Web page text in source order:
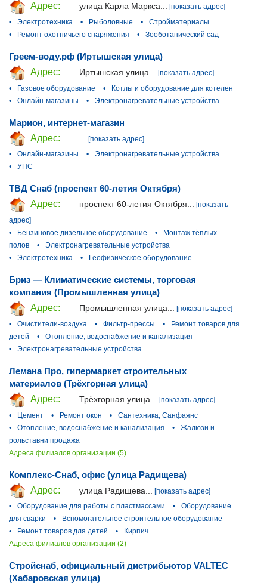
Адрес:
улица Карла Маркса...
[показать адрес]
•
Электротехника • Рыболовные •
Стройматериалы
•
Ремонт охотничьего снаряжения • Зооботанический сад
Греем-воду.рф (Иртышская улица)
Адрес:
Иртышская улица...
[показать адрес]
•
Газовое оборудование •
Котлы и оборудование для котелен
•
Онлайн-магазины • Электронагревательные устройства
Марион, интернет-магазин
Адрес:
[показать адрес]
•
Онлайн-магазины •
Электронагревательные устройства
•
УПС
ТВД Снаб (проспект 60-летия Октября)
Адрес:
проспект 60-летия Октября... [показать
адрес]
•
Бензиновое дизельное оборудование •
Монтаж тёплых
полов
•
Электронагревательные устройства
•
Электротехника • Геофизическое оборудование
Бриз — Климатические системы, торговая
компания (Промышленная улица)
Адрес:
Промышленная улица...
[показать адрес]
•
Очистители-воздуха • Фильтр-прессы •
Ремонт товаров для
детей
•
Отопление, водоснабжение и канализация
•
Электронагревательные устройства
Лемана Про, гипермаркет строительных
материалов (Трёхгорная улица)
Адрес:
Трёхгорная улица...
[показать адрес]
•
Цемент • Ремонт окон •
Сантехника, Санфаянс
•
Отопление, водоснабжение и канализация •
Жалюзи и
рольставни продажа
Адреса филиалов организации (5)
Комплекс-Снаб, офис (улица Радищева)
Адрес:
улица Радищева...
[показать адрес]
•
Оборудование для работы с пластмассами •
Оборудование
для сварки
•
Вспомогательное строительное оборудование
•
Ремонт товаров для детей •
Кирпич
Адреса филиалов организации (2)
Стройснаб, официальный дистрибьютор VALTEC
(Хабаровская улица)